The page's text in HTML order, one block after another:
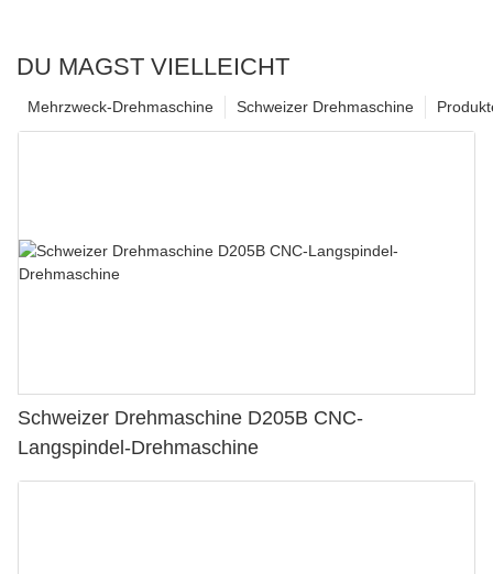
DU MAGST VIELLEICHT
Schweizer Drehmaschine
Mehrzweck-Drehmaschine
Schweizer Drehmaschine D205B CNC-
Langspindel-Drehmaschine